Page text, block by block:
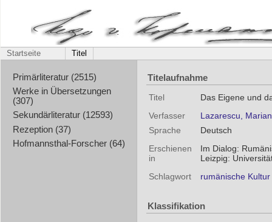
Startseite Titel
Primärliteratur (2515)
Werke in Übersetzungen
(307)
Sekundärliteratur (12593)
Rezeption (37)
Hofmannsthal-Forscher (64)
Titelaufnahme
Titel
Das Eigene und
Verfasser
Lazarescu,
Sprache
Deutsch
Erschienen
in
Im Dialog:
Leizpig:
Schlagwort
rumänische Kultur
Klassifikation